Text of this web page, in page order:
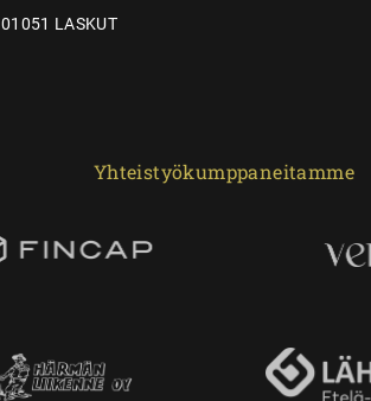
01051 LASKUT
Yhteistyökumppaneitamme